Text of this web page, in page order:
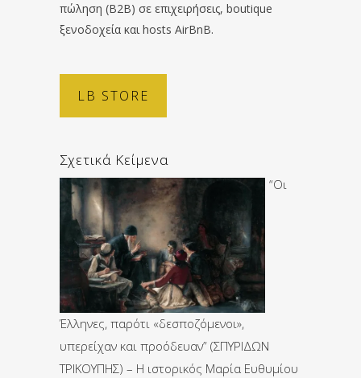
πώληση (B2B) σε επιχειρήσεις, boutique
ξενοδοχεία και hosts AirBnB.
LB STORE
Σχετικά Κείμενα
“Οι
Έλληνες, παρότι «δεσποζόμενοι»,
υπερείχαν και προόδευαν” (ΣΠΥΡΙΔΩΝ
ΤΡΙΚΟΥΠΗΣ) – Η ιστορικός Μαρία Ευθυμίου